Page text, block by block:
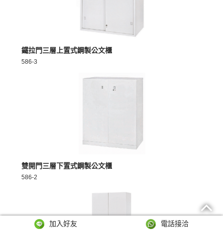
加入好友 電話接洽
MORE >
鐵拉門三層上置式鋼製公文櫃
586-3
MORE >
雙開門三層下置式鋼製公文櫃
586-2